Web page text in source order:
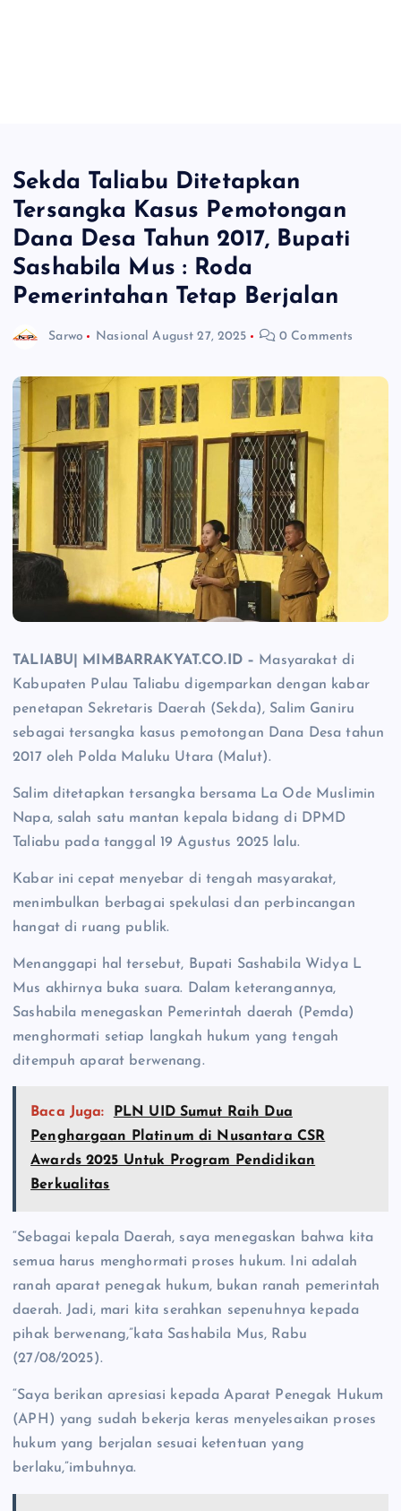
Sekda Taliabu Ditetapkan
Tersangka Kasus Pemotongan
Dana Desa Tahun 2017, Bupati
Sashabila Mus : Roda
Pemerintahan Tetap Berjalan
Sarwo Nasional August 27, 2025 0 Comments
TALIABU| MIMBARRAKYAT.CO.ID – Masyarakat di
Kabupaten Pulau Taliabu digemparkan dengan kabar
penetapan Sekretaris Daerah (Sekda), Salim Ganiru
sebagai tersangka kasus pemotongan Dana Desa tahun
2017 oleh Polda Maluku Utara (Malut).
Salim ditetapkan tersangka bersama La Ode Muslimin
Napa, salah satu mantan kepala bidang di DPMD
Taliabu pada tanggal 19 Agustus 2025 lalu.
Kabar ini cepat menyebar di tengah masyarakat,
menimbulkan berbagai spekulasi dan perbincangan
hangat di ruang publik.
Menanggapi hal tersebut, Bupati Sashabila Widya L
Mus akhirnya buka suara. Dalam keterangannya,
Sashabila menegaskan Pemerintah daerah (Pemda)
menghormati setiap langkah hukum yang tengah
ditempuh aparat berwenang.
Baca Juga:
PLN UID Sumut Raih Dua
Penghargaan Platinum di Nusantara CSR
Awards 2025 Untuk Program Pendidikan
Berkualitas
“Sebagai kepala Daerah, saya menegaskan bahwa kita
semua harus menghormati proses hukum. Ini adalah
ranah aparat penegak hukum, bukan ranah pemerintah
daerah. Jadi, mari kita serahkan sepenuhnya kepada
pihak berwenang,”kata Sashabila Mus, Rabu
(27/08/2025).
“Saya berikan apresiasi kepada Aparat Penegak Hukum
(APH) yang sudah bekerja keras menyelesaikan proses
hukum yang berjalan sesuai ketentuan yang
berlaku,”imbuhnya.